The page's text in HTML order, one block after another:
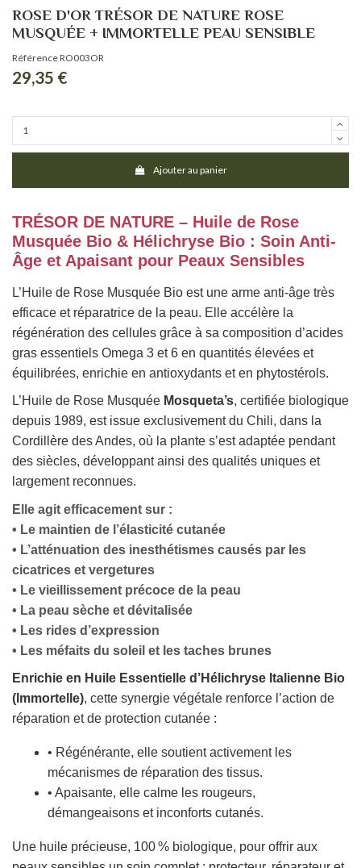
ROSE D'OR TRÉSOR DE NATURE ROSE
MUSQUÉE + IMMORTELLE PEAU SENSIBLE
RéférenceRO003OR
29,35 €
Ajouter au panier
TRÉSOR DE NATURE – Huile de Rose
Musquée Bio & Hélichryse Bio : Soin Anti-
Âge et Apaisant pour Peaux Sensibles
L’Huile de Rose Musquée Bio est une arme anti-âge très
efficace et réparatrice de la peau. Elle accélère la
régénération des cellules grâce à sa composition d’acides
gras essentiels Omega 3 et 6 en quantités élevées et
équilibrées, enrichie en antioxydants et en phytostérols.
L’Huile de Rose Musquée Mosqueta’s, certifiée biologique
depuis 1989, est issue exclusivement du Chili, dans la
Cordillère des Andes, où la plante s’est adaptée pendant
des siècles, développant ainsi des qualités uniques et
largement reconnues.
Elle agit efficacement sur :
• Le maintien de l’élasticité cutanée
• L’atténuation des inesthétismes causés par les
cicatrices et vergetures
• Le vieillissement précoce de la peau
• La peau sèche et dévitalisée
• Les rides d’expression
• Les méfaits du soleil et les taches brunes
Enrichie en Huile Essentielle d’Hélichryse Italienne Bio
(Immortelle), cette synergie végétale renforce l’action de
réparation et de protection cutanée :
• Régénérante, elle soutient activement les
mécanismes de réparation des tissus.
• Apaisante, elle calme les rougeurs,
démangeaisons et inconforts cutanés.
Une huile précieuse, 100 % biologique, pour offrir aux